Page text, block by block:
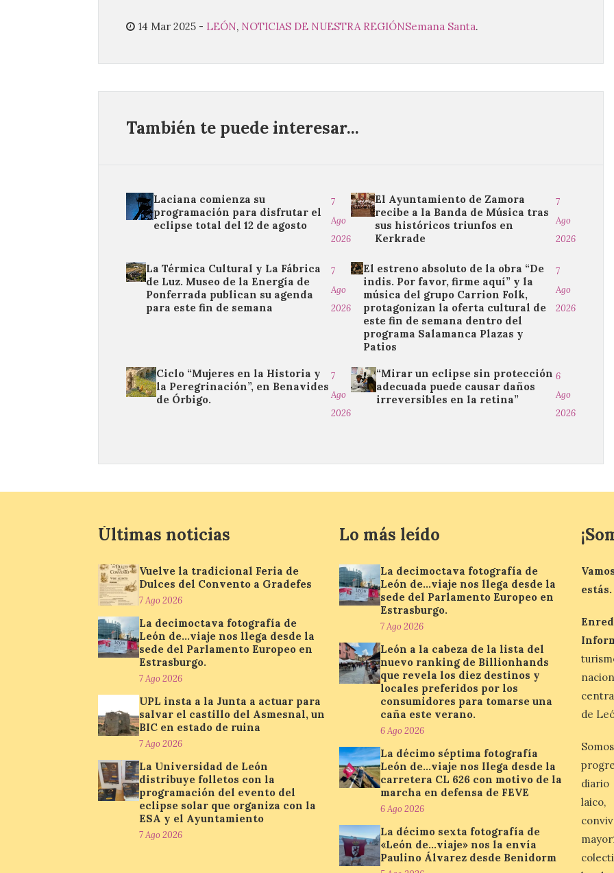
14 Mar 2025 - LEÓN, NOTICIAS DE NUESTRA REGIÓNSemana Santa.
También te puede interesar...
Laciana comienza su
programación para disfrutar el
eclipse total del 12 de agosto
7
Ago
2026
El Ayuntamiento de Zamora
recibe a la Banda de Música tras
sus históricos triunfos en
Kerkrade
7
Ago
2026
La Térmica Cultural y La Fábrica
de Luz. Museo de la Energía de
Ponferrada publican su agenda
para este fin de semana
7
Ago
2026
El estreno absoluto de la obra “De
indis. Por favor, firme aquí” y la
música del grupo Carrion Folk,
protagonizan la oferta cultural de
este fin de semana dentro del
programa Salamanca Plazas y
Patios
7
Ago
2026
Ciclo “Mujeres en la Historia y
la Peregrinación”, en Benavides
de Órbigo.
7
Ago
2026
“Mirar un eclipse sin protección
adecuada puede causar daños
irreversibles en la retina”
6
Ago
2026
Últimas noticias
Vuelve la tradicional Feria de
Dulces del Convento a Gradefes
7 Ago 2026
La decimoctava fotografía de
León de…viaje nos llega desde la
sede del Parlamento Europeo en
Estrasburgo.
7 Ago 2026
UPL insta a la Junta a actuar para
salvar el castillo del Asmesnal, un
BIC en estado de ruina
7 Ago 2026
La Universidad de León
distribuye folletos con la
programación del evento del
eclipse solar que organiza con la
ESA y el Ayuntamiento
7 Ago 2026
Lo más leído
La decimoctava fotografía de
León de…viaje nos llega desde la
sede del Parlamento Europeo en
Estrasburgo.
7 Ago 2026
León a la cabeza de la lista del
nuevo ranking de Billionhands
que revela los diez destinos y
locales preferidos por los
consumidores para tomarse una
caña este verano.
6 Ago 2026
La décimo séptima fotografía
León de…viaje nos llega desde la
carretera CL 626 con motivo de la
marcha en defensa de FEVE
6 Ago 2026
La décimo sexta fotografía de
«León de…viaje» nos la envía
Paulino Álvarez desde Benidorm
estás.
de
diario